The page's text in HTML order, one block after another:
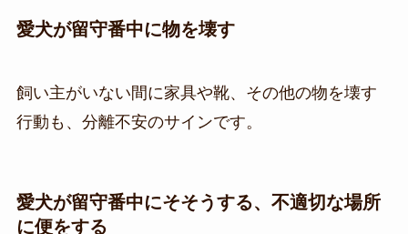
愛犬が留守番中に物を壊す
飼い主がいない間に家具や靴、その他の物を壊す
行動も、分離不安のサインです。
愛犬が留守番中にそそうする、不適切な場所
に便をする